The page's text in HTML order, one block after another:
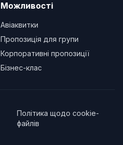
Можливості
Авіаквитки
Пропозиція для групи
Корпоративні пропозиції
Бізнес-клас
Політика щодо cookie-
файлів